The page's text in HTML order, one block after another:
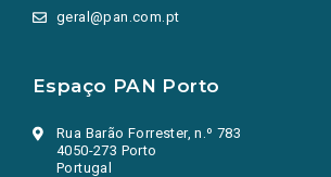
geral@pan.com.pt
Espaço PAN Porto
Rua Barão Forrester, n.º 783
4050-273 Porto
Portugal